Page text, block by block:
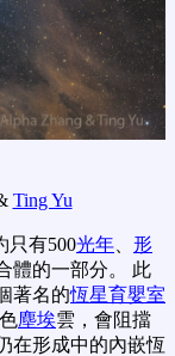
Ting Yu
只有500光年
形
體的一部分。 此
著名的恆星育嬰室
塵埃雲，會阻擋
在形成中的內嵌恆